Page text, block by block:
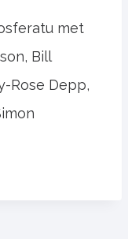
met
Bill
Rose Depp,